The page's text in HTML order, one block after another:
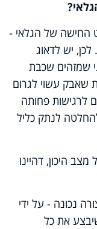
החישה של הגלאי -
יש לדאוג
שמזהים שכבת
שאבק עשוי לגרום
לרגישות פחותה
לנתק כליל
היכון, דהיינו
נכונה - על ידי
את כל